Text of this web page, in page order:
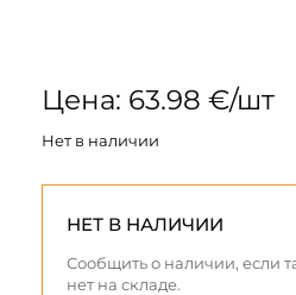
Цена: 63.98 €/шт
Нет в наличии
НЕТ В НАЛИЧИИ
Сообщить о наличии, если
нет на складе.